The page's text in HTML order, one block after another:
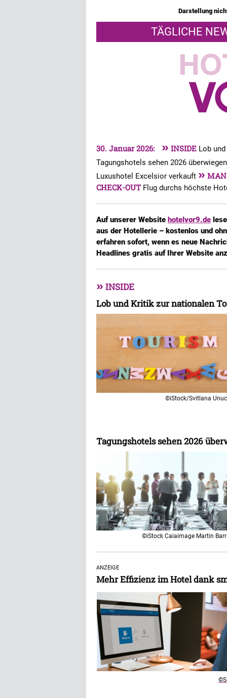
Darstellung
TÄGLICHE
30. Januar 2026: » INSIDE Lob
Tagungshotels sehen 2026
Luxushotel Excelsior verkauft »
CHECK-OUT Flug durchs höchste
Auf unserer Website hotelvor9.de
aus der Hotellerie – kostenlos und
erfahren sofort, wenn es neue
Headlines gratis auf Ihrer Website
» INSIDE
Lob und Kritik zur nationalen
©iStock/Svitlana
Tagungshotels sehen 2026
©iStock Caiaimage Martin
ANZEIGE
Mehr Effizienz im Hotel dank